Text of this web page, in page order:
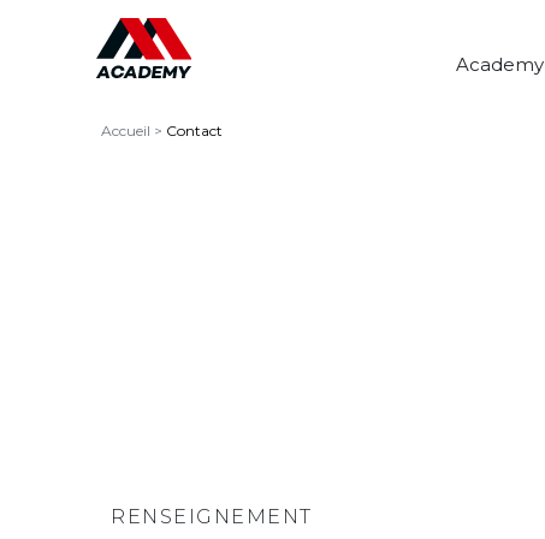
Academy
Accueil > Contact
RENSEIGNEMENT